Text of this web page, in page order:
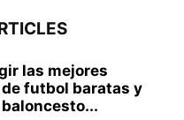
las mejores
futbol baratas y